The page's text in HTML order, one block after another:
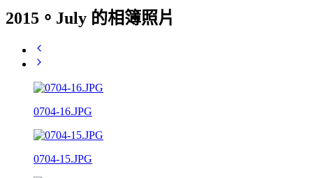
2015。July 的相簿照片
0704-16.JPG
0704-15.JPG